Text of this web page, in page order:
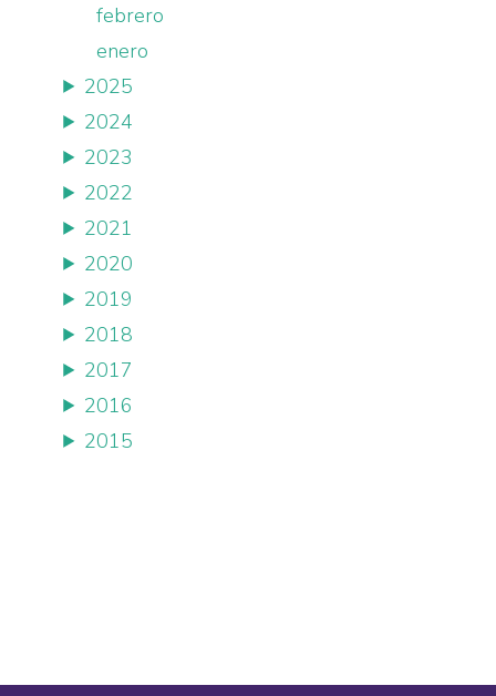
febrero
enero
2025
2024
2023
2022
2021
2020
2019
2018
2017
2016
2015